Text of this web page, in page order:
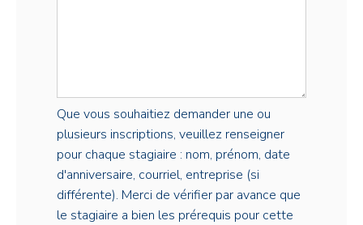
Que vous souhaitiez demander une ou
plusieurs inscriptions, veuillez renseigner
pour chaque stagiaire : nom, prénom, date
d'anniversaire, courriel, entreprise (si
différente). Merci de vérifier par avance que
le stagiaire a bien les prérequis pour cette